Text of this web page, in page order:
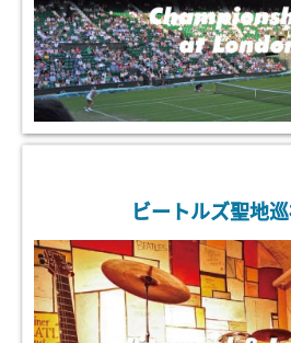
ビートルズ聖地